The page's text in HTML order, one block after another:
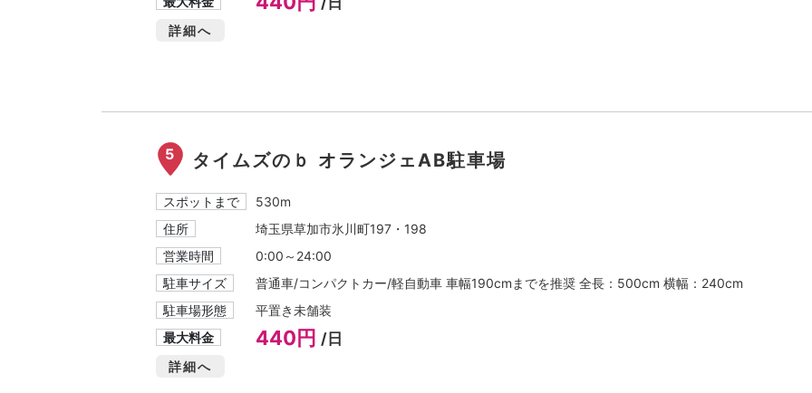
詳細へ
5 タイムズのｂ オランジェAB駐車場
スポットまで
530m
住所
埼玉県草加市氷川町197・198
営業時間
0:00～24:00
駐車サイズ
普通車/コンパクトカー/軽自動車 車幅190cmまでを推奨 全長：500cm 横幅：240cm
駐車場形態
平置き未舗装
最大料金
440円 /日
詳細へ